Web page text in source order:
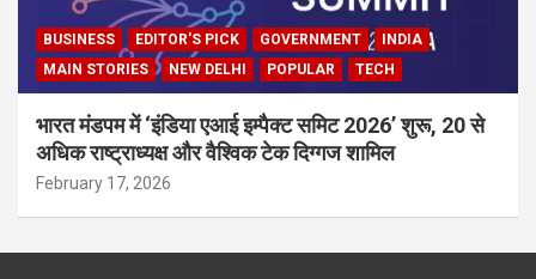
BUSINESS EDITOR'S PICK GOVERNMENT
INDIA
MAIN STORIES
NEW DELHI POPULAR TECH
भारत मंडपम में ‘इंडिया एआई इम्पैक्ट समिट 2026’ शुरू, 20 से
अधिक राष्ट्राध्यक्ष और वैश्विक टेक दिग्गज शामिल
February 17, 2026